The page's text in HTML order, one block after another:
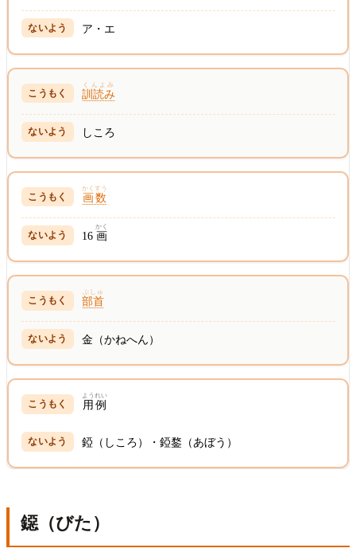
ア・エ
訓読み
くんよみ
しころ
画数
かくすう
16 画
かく
部首
ぶしゅ
金（かねへん）
用例
ようれい
錏（しころ）・錏鍪（あぼう）
鐚（びた）